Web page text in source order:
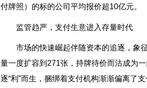
付牌照）的标的公司平均报价超10亿元。
监管趋严，支付生意进入存量时代
市场的快速崛起伴随资本的追逐，象
量一度扩容到271张，持牌待价而沽成为
逐“利”而生，捆绑着支付机构渐渐偏离了